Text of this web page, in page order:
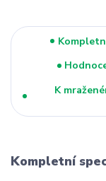
K
Kompletní